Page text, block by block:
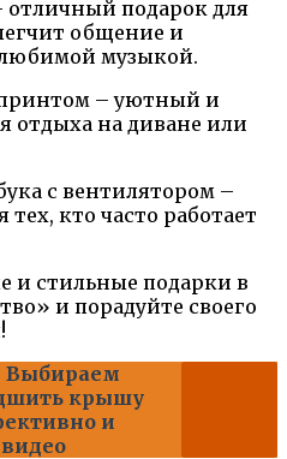
отличный подарок для
общение и
любимой музыкой.
– уютный и
отдыха на диване или
с вентилятором –
тех, кто часто работает
и стильные подарки в
и порадуйте своего
Выбираем
крышу
и